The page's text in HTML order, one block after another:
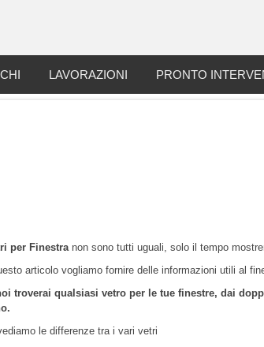
LAVORAZIONI PRONTO
per Finestranon sono tutti uguali, solo il tempo
articolo vogliamo fornire delle informazioni utili al
troverai qualsiasi vetro per le tue finestre, dai
le differenze tra i vari vetri